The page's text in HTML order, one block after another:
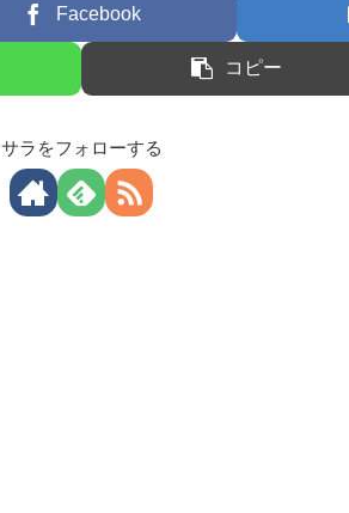
Facebook
コピー
サラをフォローする